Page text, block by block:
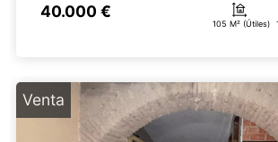
40.000 €
105 M² (útiles)
Venta